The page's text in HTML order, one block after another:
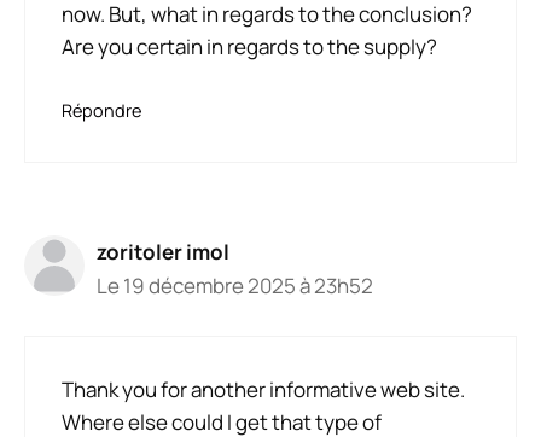
now. But, what in regards to the conclusion?
Are you certain in regards to the supply?
Répondre
zoritoler imol
Le 19 décembre 2025 à 23h52
Thank you for another informative web site.
Where else could I get that type of